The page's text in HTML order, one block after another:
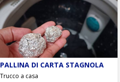
dai Carabinieri di
denudato, in spiaggia,
. L’uomo che ha
prima in un bagno di
Misano Adriatico – ha
sempre in
PALLINA DI CARTA STAGNOLA
Trucco a casa